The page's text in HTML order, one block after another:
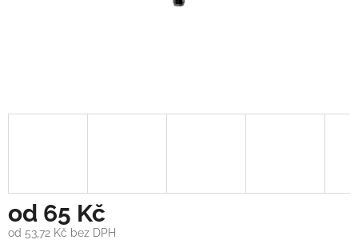
od 65 Kč
od 53,72 Kč bez DPH